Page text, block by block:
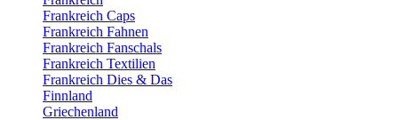
Frankreich Caps
Frankreich Fahnen
Frankreich Fanschals
Frankreich Textilien
Frankreich Dies & Das
Finnland
Griechenland